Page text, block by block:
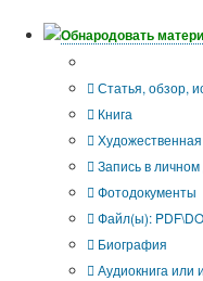
Обнародовать
Статья, обзор,
Книга
Запись в личном
Фотодокументы
Файл(ы):
Биография
Аудиокнига или